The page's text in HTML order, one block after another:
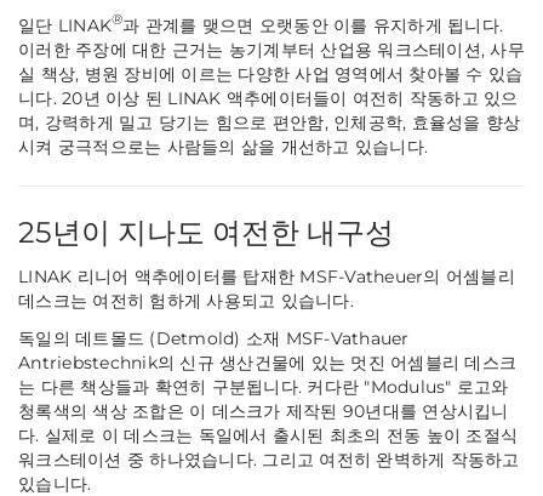
일단 LINAK®과 관계를 맺으면 오랫동안 이를 유지하게 됩니다.
이러한 주장에 대한 근거는 농기계부터 산업용 워크스테이션, 사무
실 책상, 병원 장비에 이르는 다양한 사업 영역에서 찾아볼 수 있습
니다. 20년 이상 된 LINAK 액추에이터들이 여전히 작동하고 있으
며, 강력하게 밀고 당기는 힘으로 편안함, 인체공학, 효율성을 향상
시켜 궁극적으로는 사람들의 삶을 개선하고 있습니다.
25년이 지나도 여전한 내구성
LINAK 리니어 액추에이터를 탑재한 MSF-Vatheuer의 어셈블리
데스크는 여전히 험하게 사용되고 있습니다.
독일의 데트몰드 (Detmold) 소재 MSF-Vathauer
Antriebstechnik의 신규 생산건물에 있는 멋진 어셈블리 데스크
는 다른 책상들과 확연히 구분됩니다. 커다란 "Modulus" 로고와
청록색의 색상 조합은 이 데스크가 제작된 90년대를 연상시킵니
다. 실제로 이 데스크는 독일에서 출시된 최초의 전동 높이 조절식
워크스테이션 중 하나였습니다. 그리고 여전히 완벽하게 작동하고
있습니다.